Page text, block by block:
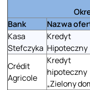
Bank
Nazwa
Kasa
Stefczyka
Kredyt
Hipoteczny
Crédit
Agricole
Kredyt
hipoteczny
„Zielony